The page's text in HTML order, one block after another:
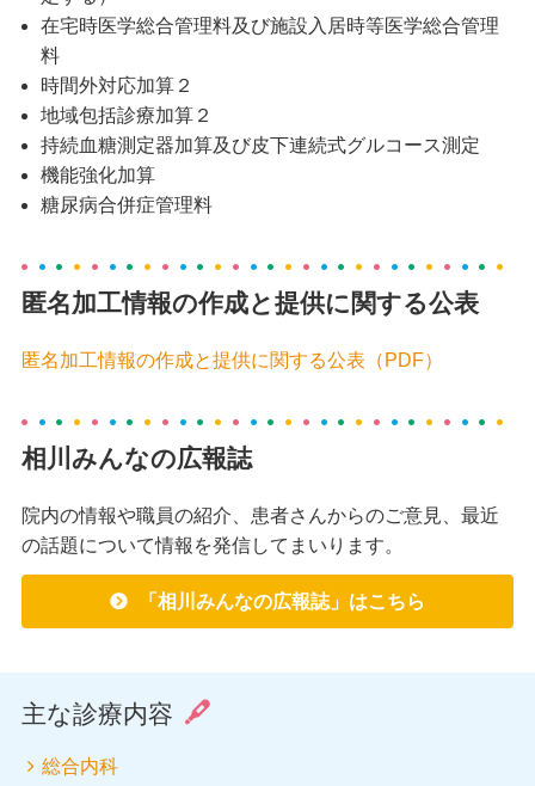
在宅時医学総合管理料及び施設入居時等医学総合管理
料
時間外対応加算２
地域包括診療加算２
持続血糖測定器加算及び皮下連続式グルコース測定
機能強化加算
糖尿病合併症管理料
匿名加工情報の作成と提供に関する公表
匿名加工情報の作成と提供に関する公表（PDF）
相川みんなの広報誌
院内の情報や職員の紹介、患者さんからのご意見、最近
の話題について情報を発信してまいります。
「相川みんなの広報誌」はこちら
主な診療内容
総合内科